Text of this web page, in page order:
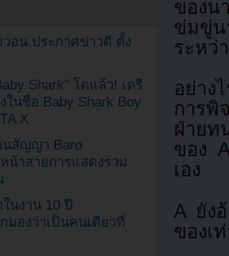
ของน
ข่มขู่
ระหว่
อย่าง
การ
ฝ่ายท
ของ
เอง
A ยัง
ของเ
อน ประกาศข่าวดี ตั้ง
Shark” โตแล้ว! เตรี
ในชื่อ Baby Shark Boy
X
นสัญญา Baro
น้าสายการแสดงร่วม
นงาน 10 ปี
มองว่าเป็นคนเดียวที่